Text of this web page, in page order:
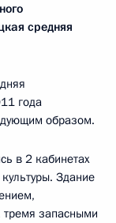
средняя
года
образом.
в 2 кабинетах
Здание
тремя запасными